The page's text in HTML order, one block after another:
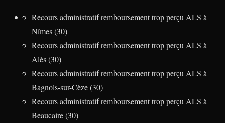
Recours administratif remboursement trop perçu ALS à
Nîmes (30)
Recours administratif remboursement trop perçu ALS à
Alès (30)
Recours administratif remboursement trop perçu ALS à
Bagnols-sur-Cèze (30)
Recours administratif remboursement trop perçu ALS à
Beaucaire (30)